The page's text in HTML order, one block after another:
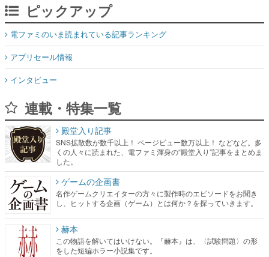
ピックアップ
電ファミのいま読まれている記事ランキング
アプリセール情報
インタビュー
連載・特集一覧
殿堂入り記事
SNS拡散数が数千以上！ ページビュー数万以上！ などなど。多
くの人々に読まれた、電ファミ渾身の“殿堂入り”記事をまとめま
した。
ゲームの企画書
名作ゲームクリエイターの方々に製作時のエピソードをお聞き
し、ヒットする企画（ゲーム）とは何か？を探っていきます。
赫本
この物語を解いてはいけない。『赫本』は、〈試験問題〉の形
をした短編ホラー小説集です。